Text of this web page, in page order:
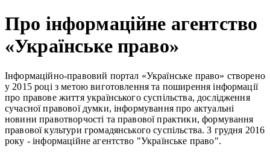
Про інформаційне агентство
«Українське право»
Інформаційно-правовий портал «Українське право» створено
у 2015 році з метою виготовлення та поширення інформації
про правове життя українського суспільства, дослідження
сучасної правової думки, інформування про актуальні
новини правотворчості та правової практики, формування
правової культури громадянського суспільства. З грудня 2016
року - інформаційне агентство "Українське право".